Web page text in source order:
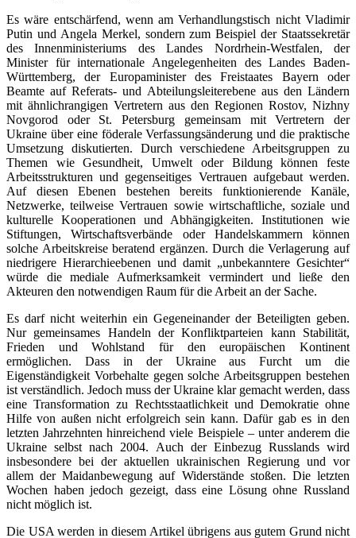
Es wäre entschärfend, wenn am Verhandlungstisch nicht Vladimir
Putin und Angela Merkel, sondern zum Beispiel der Staatssekretär
des Innenministeriums des Landes Nordrhein-Westfalen, der
Minister für internationale Angelegenheiten des Landes Baden-
Württemberg, der Europaminister des Freistaates Bayern oder
Beamte auf Referats- und Abteilungsleiterebene aus den Ländern
mit ähnlichrangigen Vertretern aus den Regionen Rostov, Nizhny
Novgorod oder St. Petersburg gemeinsam mit Vertretern der
Ukraine über eine föderale Verfassungsänderung und die praktische
Umsetzung diskutierten. Durch verschiedene Arbeitsgruppen zu
Themen wie Gesundheit, Umwelt oder Bildung können feste
Arbeitsstrukturen und gegenseitiges Vertrauen aufgebaut werden.
Auf diesen Ebenen bestehen bereits funktionierende Kanäle,
Netzwerke, teilweise Vertrauen sowie wirtschaftliche, soziale und
kulturelle Kooperationen und Abhängigkeiten. Institutionen wie
Stiftungen, Wirtschaftsverbände oder Handelskammern können
solche Arbeitskreise beratend ergänzen. Durch die Verlagerung auf
niedrigere Hierarchieebenen und damit „unbekanntere Gesichter“
würde die mediale Aufmerksamkeit vermindert und ließe den
Akteuren den notwendigen Raum für die Arbeit an der Sache.
Es darf nicht weiterhin ein Gegeneinander der Beteiligten geben.
Nur gemeinsames Handeln der Konfliktparteien kann Stabilität,
Frieden und Wohlstand für den europäischen Kontinent
ermöglichen. Dass in der Ukraine aus Furcht um die
Eigenständigkeit Vorbehalte gegen solche Arbeitsgruppen bestehen
ist verständlich. Jedoch muss der Ukraine klar gemacht werden, dass
eine Transformation zu Rechtsstaatlichkeit und Demokratie ohne
Hilfe von außen nicht erfolgreich sein kann. Dafür gab es in den
letzten Jahrzehnten hinreichend viele Beispiele – unter anderem die
Ukraine selbst nach 2004. Auch der Einbezug Russlands wird
insbesondere bei der aktuellen ukrainischen Regierung und vor
allem der Maidanbewegung auf Widerstände stoßen. Die letzten
Wochen haben jedoch gezeigt, dass eine Lösung ohne Russland
nicht möglich ist.
Die USA werden in diesem Artikel übrigens aus gutem Grund nicht